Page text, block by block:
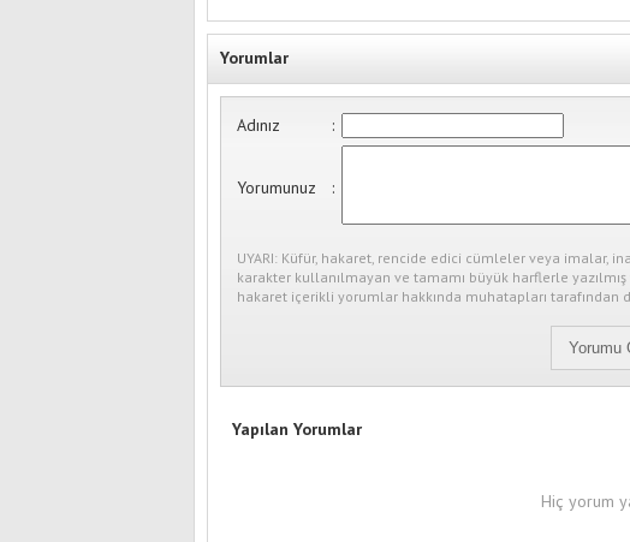
Yorumlar
Adınız :
Yorumunuz :
UYARI: Küfür, hakaret, rencide edici cümleler veya imalar,
karakter kullanılmayan ve tamamı büyük harflerle
hakaret içerikli yorumlar hakkında muhatapları tarafından
Yapılan Yorumlar
Hiç yorum